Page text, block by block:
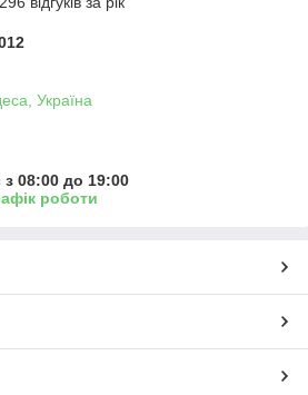
Україна
08:00 до 19:00
роботи